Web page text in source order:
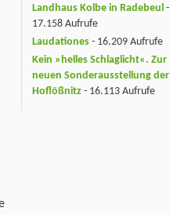
Landhaus Kolbe in Radebeul -
17.158 Aufrufe
Laudationes - 16.209 Aufrufe
Kein »helles Schlaglicht«. Zur
neuen Sonderausstellung der
Hoflößnitz - 16.113 Aufrufe